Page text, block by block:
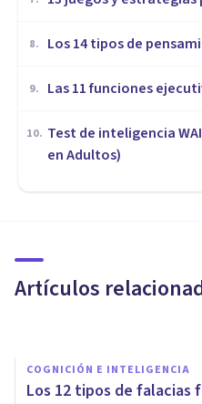
8. Los 14 tipos de
9. Las 11 funciones
10. Test de inteligencia
en Adultos)
Artículos
y
COGNICIÓN E INTELIGENCIA
Los 12 tipos de falacias